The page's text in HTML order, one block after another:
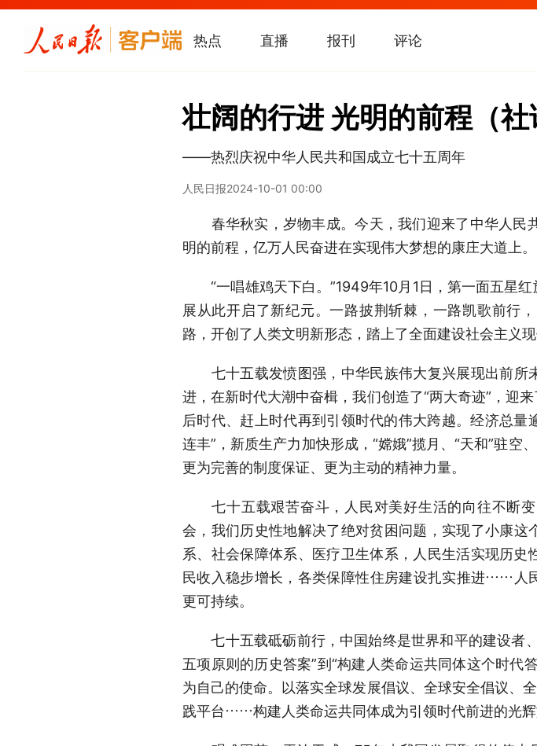
热点 直播 报刊 评论
壮阔的行进 光明的前程（社
——热烈庆祝中华人民共和国成立七十五周年
人民日报2024-10-01 00:00
春华秋实，岁物丰成。今天，我们迎来了中华人民
明的前程，亿万人民奋进在实现伟大梦想的康庄大道上。
“一唱雄鸡天下白。”1949年10月1日，第一面五星红
展从此开启了新纪元。一路披荆斩棘，一路凯歌前行
路，开创了人类文明新形态，踏上了全面建设社会主义现
七十五载发愤图强，中华民族伟大复兴展现出前所
进，在新时代大潮中奋楫，我们创造了“两大奇迹”，迎
后时代、赶上时代再到引领时代的伟大跨越。经济总
连丰”，新质生产力加快形成，“嫦娥”揽月、“天和”驻
更为完善的制度保证、更为主动的精神力量。
七十五载艰苦奋斗，人民对美好生活的向往不断变
会，我们历史性地解决了绝对贫困问题，实现了小康
系、社会保障体系、医疗卫生体系，人民生活实现历
民收入稳步增长，各类保障性住房建设扎实推进……人
更可持续。
七十五载砥砺前行，中国始终是世界和平的建设者
五项原则的历史答案”到“构建人类命运共同体这个时代
为自己的使命。以落实全球发展倡议、全球安全倡议、
践平台……构建人类命运共同体成为引领时代前进的光辉